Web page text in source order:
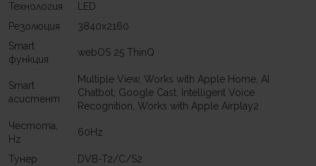
Технология
LED
Резолюция
3840x2160
Smart
функция
webOS 25 ThinQ
Smart
асистент
Multiple View, Works with Apple Home, AI
Chatbot, Google Cast, Intelligent Voice
Recognition, Works with Apple Airplay2
Честота,
Hz
60Hz
Тунер DVB-T2/C/S2